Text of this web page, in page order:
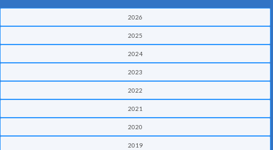
2026
2025
2024
2023
2022
2021
2020
2019